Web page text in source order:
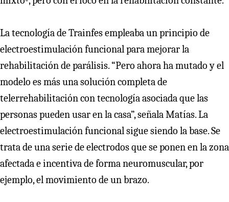
La tecnología de Trainfes empleaba un principio de
electroestimulación funcional para mejorar la
rehabilitación de parálisis. “Pero ahora ha mutado y el
modelo es más una solución completa de
telerrehabilitación con tecnología asociada que las
personas pueden usar en la casa”, señala Matías. La
electroestimulación funcional sigue siendo la base. Se
trata de una serie de electrodos que se ponen en la zona
afectada e incentiva de forma neuromuscular, por
ejemplo, el movimiento de un brazo.